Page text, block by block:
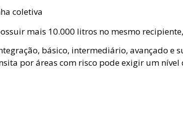
coletiva
mais 10.000 litros no mesmo
básico, intermediário, avançado e
por áreas com risco pode exigir um